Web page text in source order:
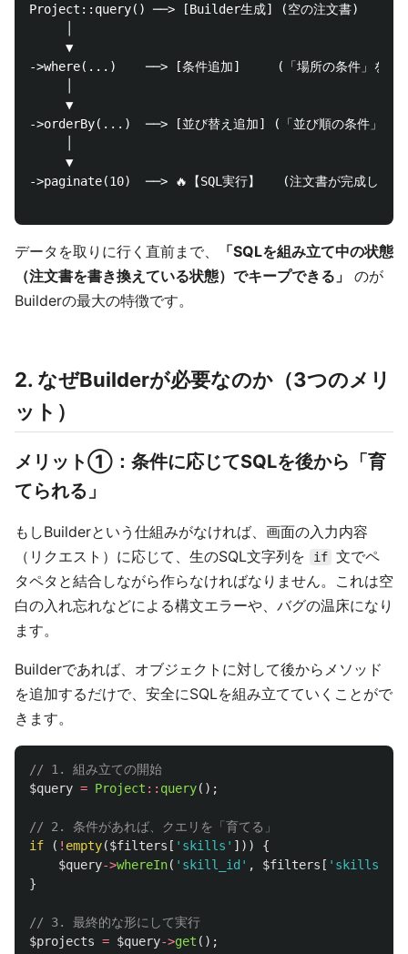
Project::query() ──> [Builder生成] (空の注文書)
     ▼
->where(...)    ──> [条件追加]     (「場所の条件」を書
     ▼
->orderBy(...)  ──> [並び替え追加] (「並び順の条件」を
     ▼
->paginate(10)  ──> 🔥【SQL実行】   (注文書が完成し、デ
データを取りに行く直前まで、
「SQLを組み立て中の状態
（注文書を書き換えている状態）でキープできる」
のが
Builderの最大の特徴です。
2. なぜBuilderが必要なのか（3つのメリ
ット）
メリット①：条件に応じてSQLを後から「育
てられる」
もしBuilderという仕組みがなければ、画面の入力内容
（リクエスト）に応じて、生のSQL文字列を
if 文でペ
タペタと結合しながら作らなければなりません。これは空
白の入れ忘れなどによる構文エラーや、バグの温床になり
ます。
Builderであれば、オブジェクトに対して後からメソッド
を追加するだけで、安全にSQLを組み立てていくことがで
きます。
// 1. 組み立ての開始
$query = Project :: query();
// 2. 条件があれば、クエリを「育てる」
if
( ! empty($filters [ 'skills' ]))
{
$query->whereIn( 'skill_id' , $filters [ 'skills'
}
// 3. 最終的な形にして実行
$projects = $query->get ();